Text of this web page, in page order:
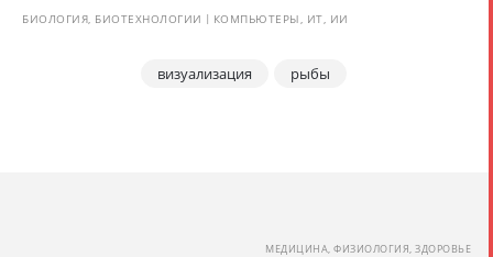
БИОЛОГИЯ, БИОТЕХНОЛОГИИ КОМПЬЮТЕРЫ, ИТ, ИИ
визуализация рыбы
МЕДИЦИНА, ФИЗИОЛОГИЯ, ЗДОРОВЬЕ